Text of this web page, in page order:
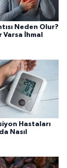
Neden Olur?
İhmal
Hastaları
Nasıl